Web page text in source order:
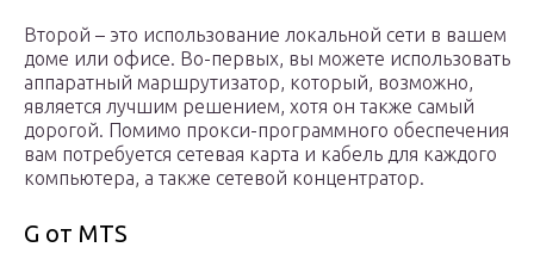
Второй – это использование локальной сети в вашем
доме или офисе. Во-первых, вы можете использовать
аппаратный маршрутизатор, который, возможно,
является лучшим решением, хотя он также самый
дорогой. Помимо прокси-программного обеспечения
вам потребуется сетевая карта и кабель для каждого
компьютера, а также сетевой концентратор.
G от MTS